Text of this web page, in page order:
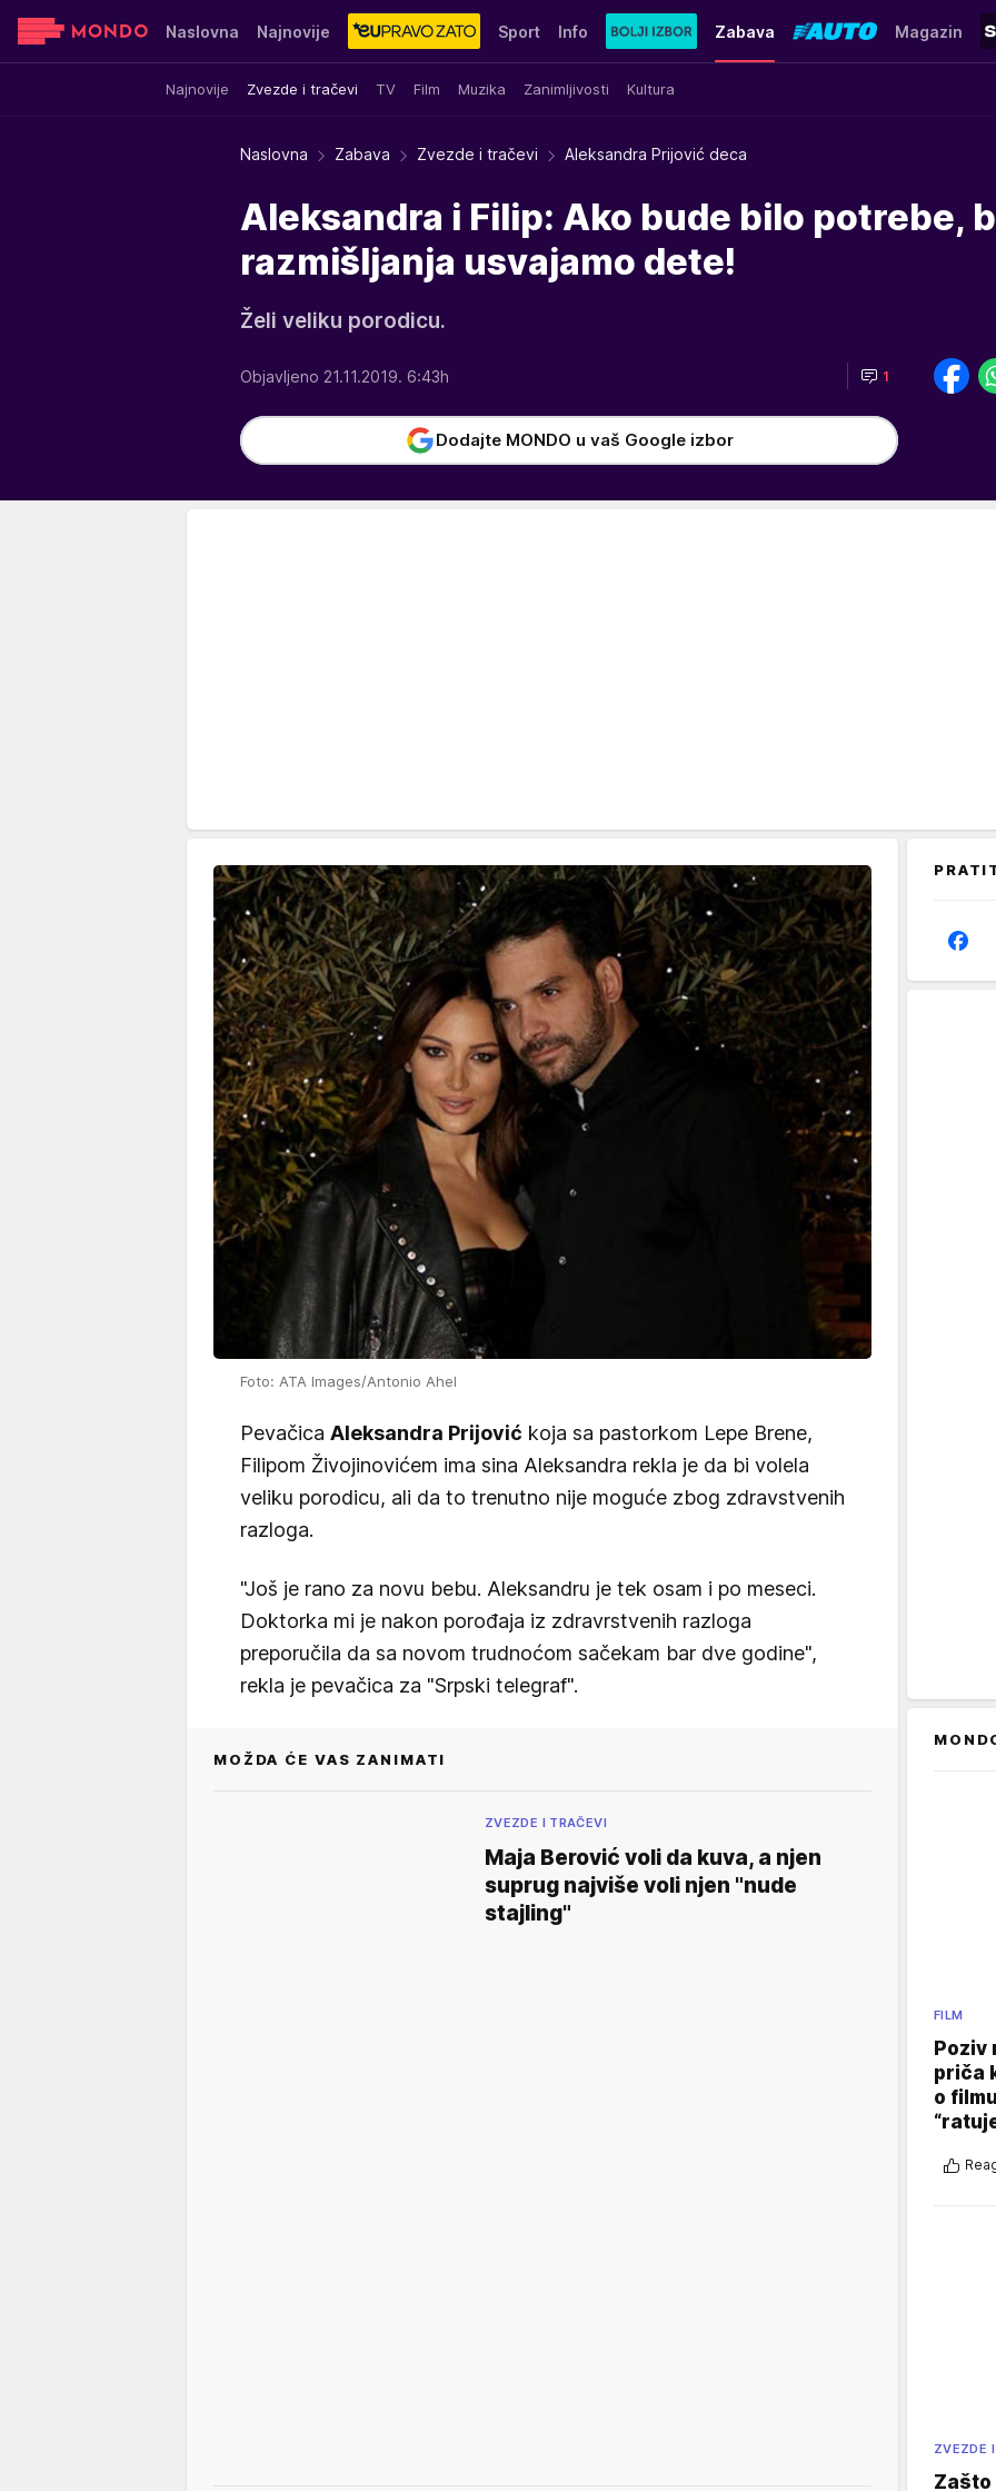
Naslovna Najnovije Sport Info Zabava
Najnovije Zvezde i tračevi TV Film Muzika Zanimljivosti Kultura
Magazin
Sensa Stvar ukusa Yumama
Naslovna Zabava Zvezde i tračevi Aleksandra Prijović deca
Aleksandra i Filip: Ako bude bilo potrebe,
razmišljanja usvajamo dete!
Želi veliku porodicu.
Objavljeno 21.11.2019. 6:43h 1
Dodajte MONDO u vaš Google izbor
Foto: ATA Images/Antonio Ahel
Pevačica Aleksandra Prijović koja sa pastorkom Lepe Brene,
Filipom Živojinovićem ima sina Aleksandra rekla je da bi volela
veliku porodicu, ali da to trenutno nije moguće zbog zdravstvenih
razloga.
"Još je rano za novu bebu. Aleksandru je tek osam i po meseci.
Doktorka mi je nakon porođaja iz zdravrstvenih razloga
preporučila da sa novom trudnoćom sačekam bar dve godine",
rekla je pevačica za "Srpski telegraf".
MOŽDA ĆE VAS ZANIMATI
ZVEZDE I TRAČEVI
Maja Berović voli da kuva, a njen
suprug najviše voli njen "nude
stajling"
FILM
Poziv
priča
o
ZVEZDE
Zašto